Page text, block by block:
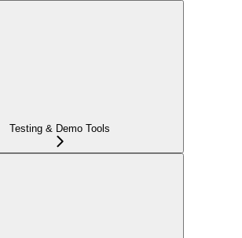
Testing & Demo Tools